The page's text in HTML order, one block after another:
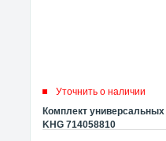
Уточнить о наличии
Комплект универсальных
KHG 714058810